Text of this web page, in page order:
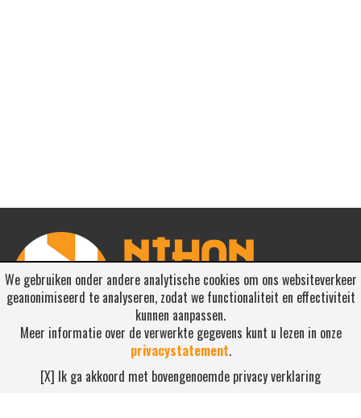
We gebruiken onder andere analytische cookies om ons websiteverkeer
geanonimiseerd te analyseren, zodat we functionaliteit en effectiviteit
kunnen aanpassen.
Meer informatie over de verwerkte gegevens kunt u lezen in onze
privacystatement.
[X] Ik ga akkoord met bovengenoemde privacy verklaring